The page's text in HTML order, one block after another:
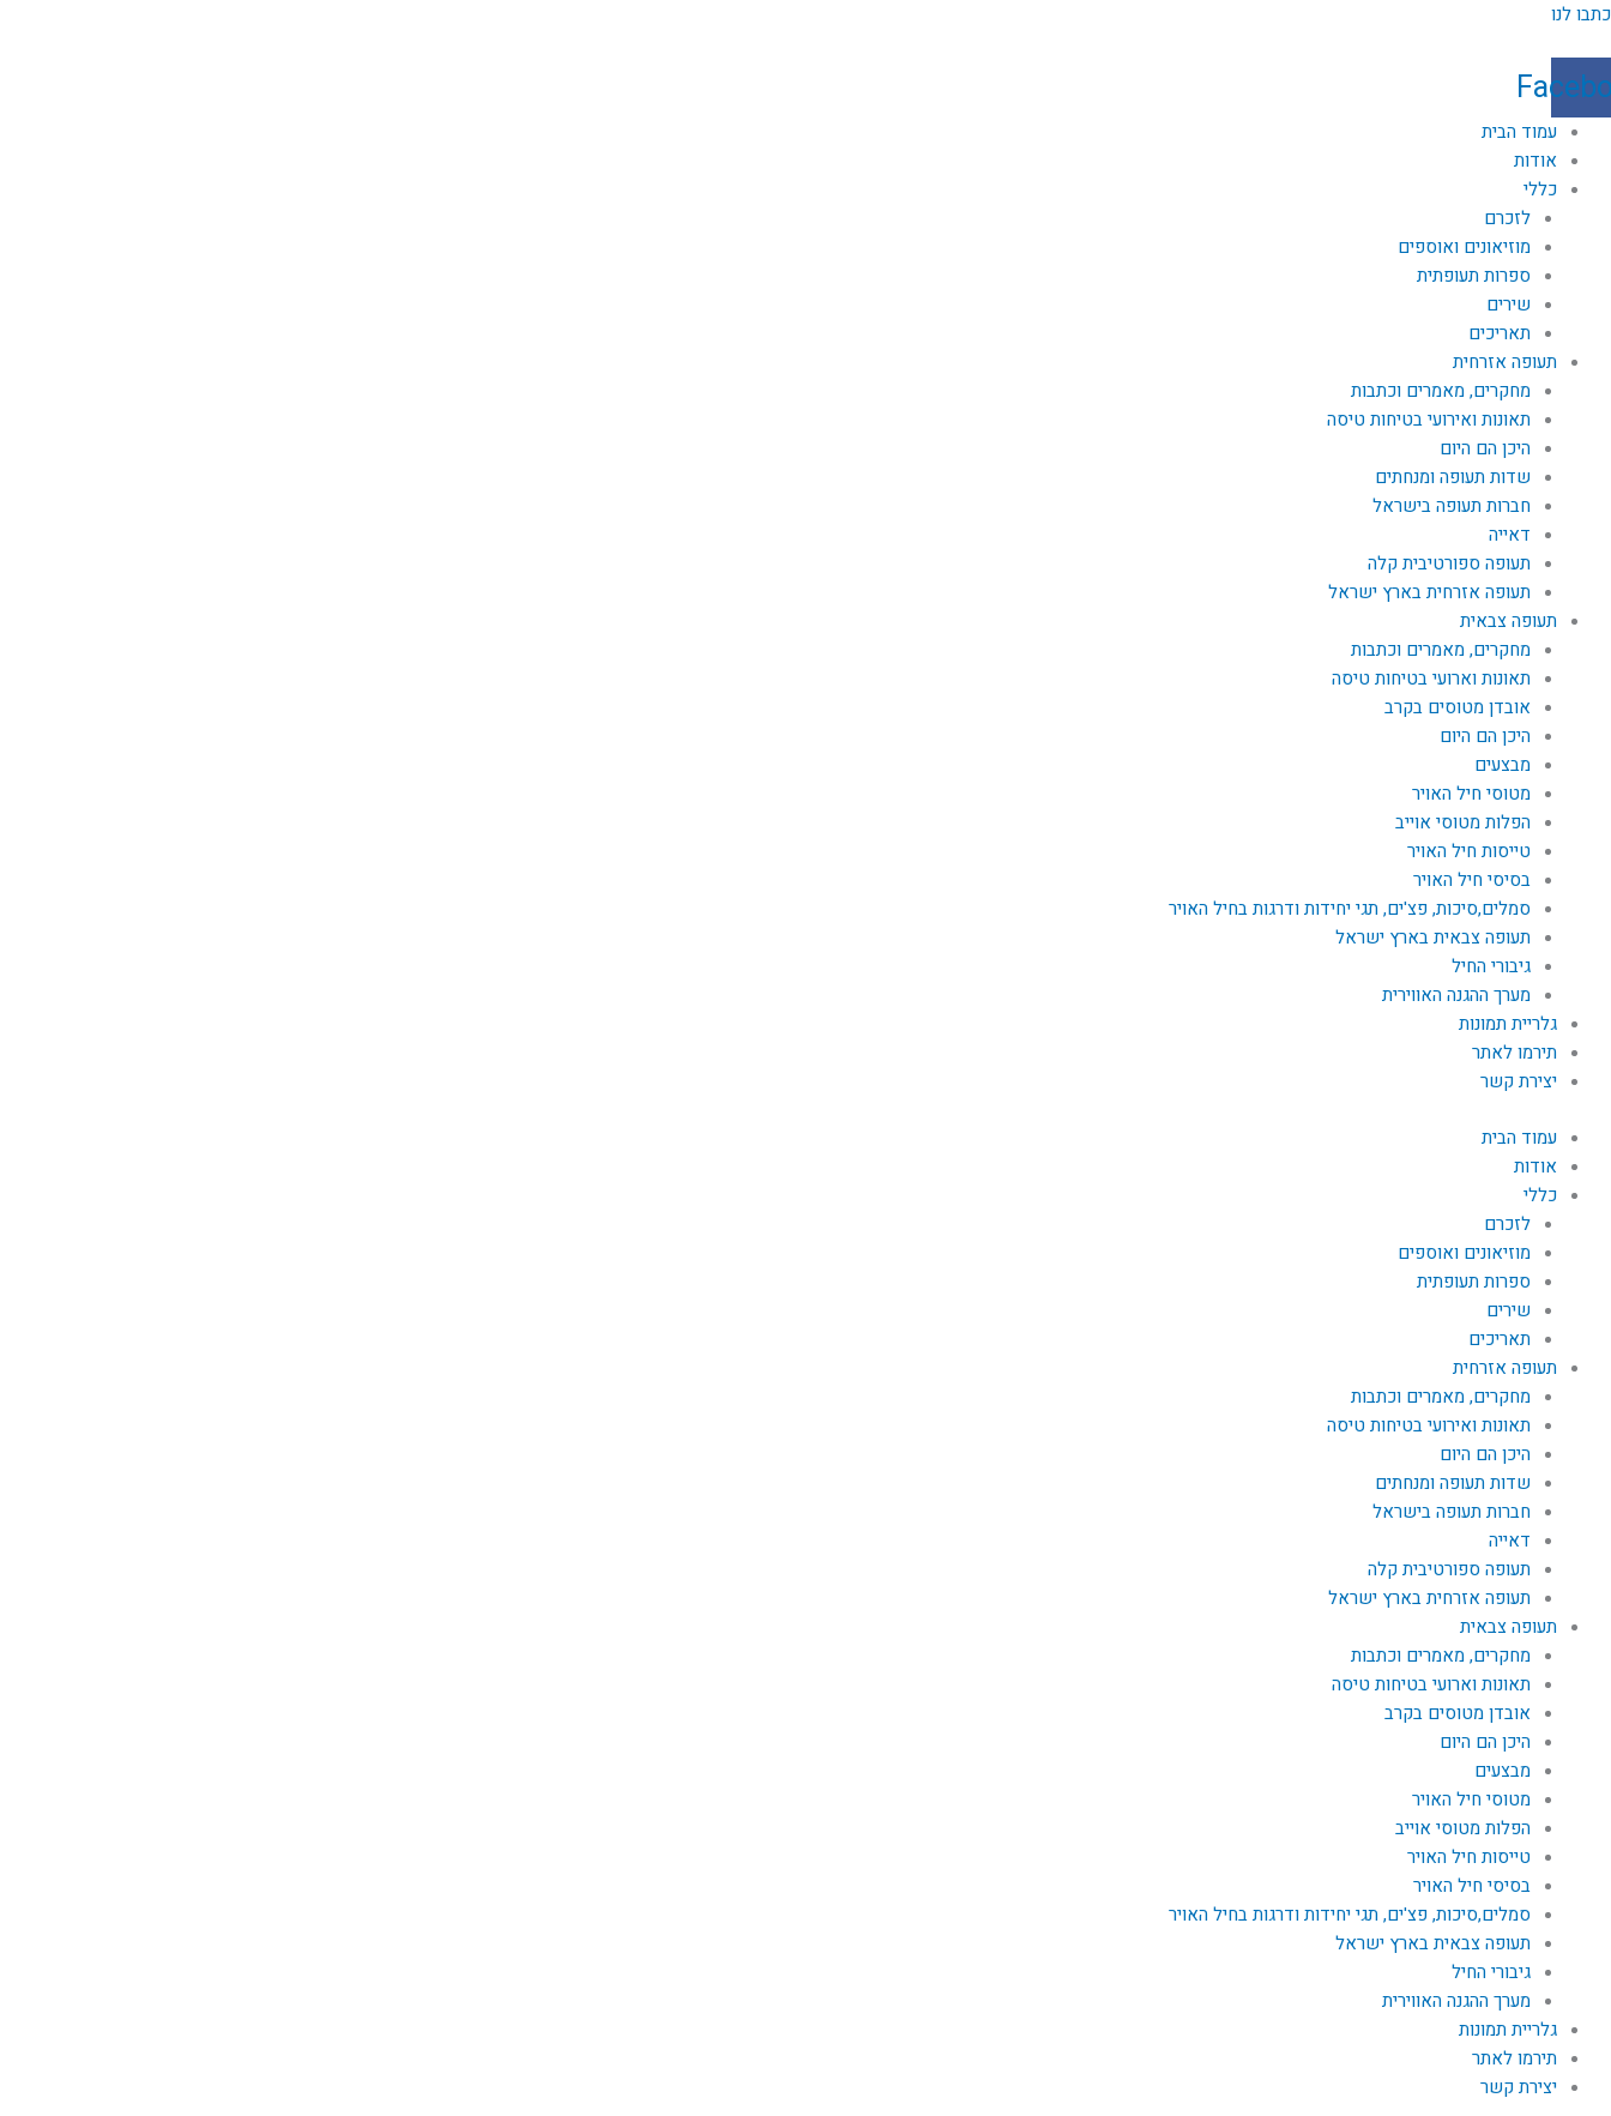
דילוג
כתבו לנו
עמוד הבית
אודות
כללי
לזכרם
מוזיאונים ואוספים
ספרות תעופתית
שירים
תאריכים
תעופה אזרחית
מחקרים, מאמרים וכתבות
תאונות ואירועי בטיחות טיסה
היכן הם היום
שדות תעופה ומנחתים
חברות תעופה בישראל
דאייה
תעופה ספורטיבית קלה
תעופה אזרחית בארץ ישראל
תעופה צבאית
מחקרים, מאמרים וכתבות
תאונות וארועי בטיחות טיסה
אובדן מטוסים בקרב
היכן הם היום
מבצעים
מטוסי חיל האויר
הפלות מטוסי אוייב
טייסות חיל האויר
בסיסי חיל האויר
סמלים,סיכות, פצ'ים, תגי יחידות ודרגות בחיל האויר
תעופה צבאית בארץ ישראל
גיבורי החיל
מערך ההגנה האווירית
גלריית תמונות
תירמו לאתר
יצירת קשר
עמוד הבית
אודות
כללי
לזכרם
מוזיאונים ואוספים
ספרות תעופתית
שירים
תאריכים
תעופה אזרחית
מחקרים, מאמרים וכתבות
תאונות ואירועי בטיחות טיסה
היכן הם היום
שדות תעופה ומנחתים
חברות תעופה בישראל
דאייה
תעופה ספורטיבית קלה
תעופה אזרחית בארץ ישראל
תעופה צבאית
מחקרים, מאמרים וכתבות
תאונות וארועי בטיחות טיסה
אובדן מטוסים בקרב
היכן הם היום
מבצעים
מטוסי חיל האויר
הפלות מטוסי אוייב
טייסות חיל האויר
בסיסי חיל האויר
סמלים,סיכות, פצ'ים, תגי יחידות ודרגות בחיל האויר
תעופה צבאית בארץ ישראל
גיבורי החיל
מערך ההגנה האווירית
גלריית תמונות
תירמו לאתר
יצירת קשר